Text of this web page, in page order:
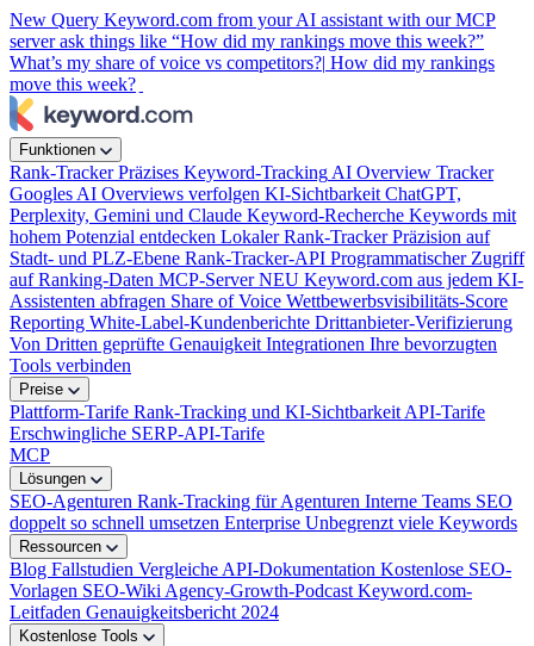
New Query Keyword.com from your AI assistant with our MCP
server ask things like “How did my rankings move this week?”
What’s my share of voice vs competitors?| How did my rankings
move this week?
Funktionen
Rank-TrackerPräzises Keyword-Tracking AI Overview Tracker
Googles AI Overviews verfolgen KI-Sichtbarkeit ChatGPT,
Perplexity, Gemini und Claude Keyword-Recherche Keywords mit
hohem Potenzial entdecken Lokaler Rank-TrackerPräzision auf
Stadt- und PLZ-Ebene Rank-Tracker-API Programmatischer Zugriff
auf Ranking-Daten MCP-ServerNEU Keyword.com aus jedem KI-
Assistenten abfragen Share of Voice Wettbewerbsvisibilitäts-Score
Reporting White-Label-Kundenberichte Drittanbieter-Verifizierung
Von Dritten geprüfte Genauigkeit Integrationen Ihre bevorzugten
Tools verbinden
Preise
Plattform-Tarife Rank-Tracking und KI-Sichtbarkeit API-Tarife
Erschwingliche SERP-API-Tarife
MCP
Lösungen
SEO-Agenturen Rank-Tracking für Agenturen Interne Teams SEO
doppelt so schnell umsetzen Enterprise Unbegrenzt viele Keywords
Ressourcen
Blog Fallstudien Vergleiche API-Dokumentation Kostenlose SEO-
Vorlagen SEO-Wiki Agency-Growth-Podcast Keyword.com-
Leitfaden Genauigkeitsbericht 2024
Kostenlose Tools